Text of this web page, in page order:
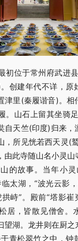
初位于常州府武进
创建年代不详，原
津里(秦履谐音)。相
。山石上留其坐骑
自天竺(印度)归来，
，所见恍若西天灵(
由此寺随山名小灵
的故事。当年小
太湖，“波光云影
峙”。殿前“塔影崔
居，皆散见僧舍。
望湖。龙井则在厨之
青松翠竹之中，钟